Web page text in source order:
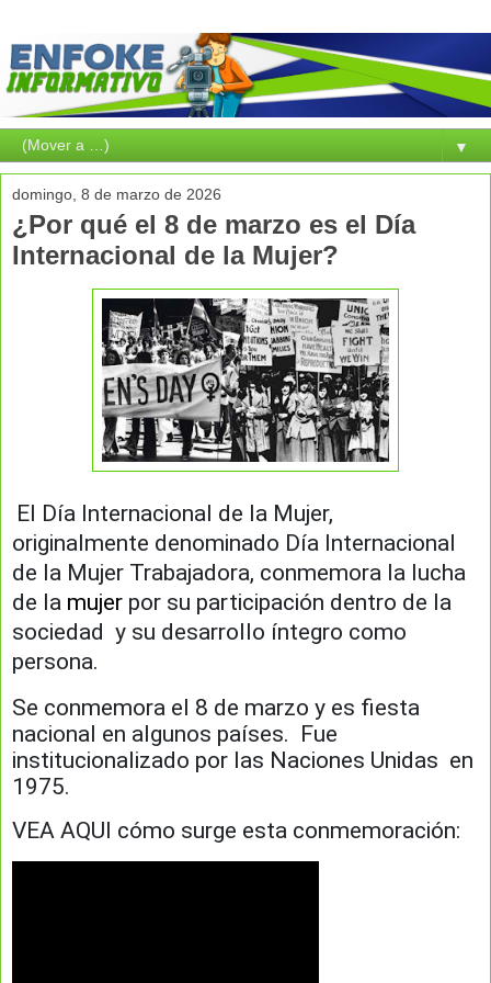
▼
domingo, 8 de marzo de 2026
¿Por qué el 8 de marzo es el Día
Internacional de la Mujer?
El Día Internacional de la Mujer,
originalmente denominado Día Internacional
de la Mujer Trabajadora,​ conmemora la lucha
de la mujer por su participación dentro de la
sociedad y su desarrollo íntegro como
persona.
Se conmemora el 8 de marzo y es fiesta
nacional en algunos países. ​ Fue
institucionalizado por las Naciones Unidas en
1975.​
VEA AQUI cómo surge esta conmemoración: